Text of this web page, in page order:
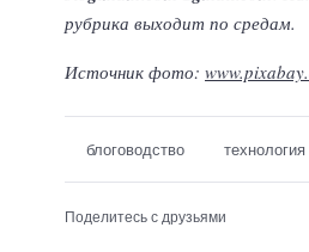
рубрика выходит по средам.
Источник фото:
блоговодство технология
Поделитесь с друзьями